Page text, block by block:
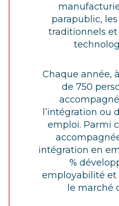
parapublic,
traditionnels
Chaque année, à
de 750
l’intégration ou
emploi. Parmi
intégration en
%
employabilité et
le marché